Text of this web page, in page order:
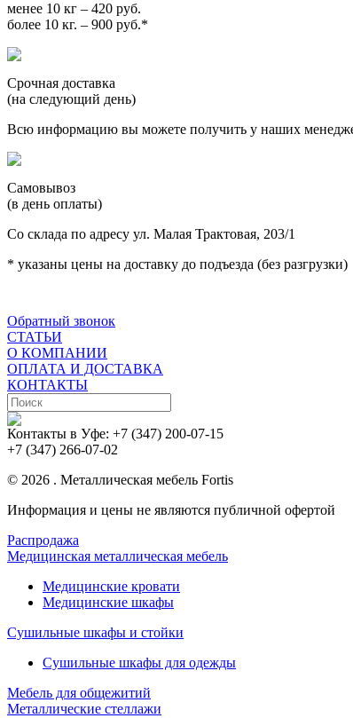
менее 10 кг – 420 руб.
более 10 кг. – 900 руб.*
Срочная доставка
(на следующий день)
Всю информацию вы можете получить у наших
Самовывоз
(в день оплаты)
Со склада по адресу ул. Малая Трактовая, 203/1
* указаны цены на доставку до подъезда (без разгрузки)
Обратный звонок
СТАТЬИ
О КОМПАНИИ
ОПЛАТА И ДОСТАВКА
КОНТАКТЫ
Контакты в Уфе: +7 (347) 200-07-15
+7 (347) 266-07-02
© 2026 . Металлическая мебель Fortis
Информация и цены не являются публичной офертой
Распродажа
Медицинская металлическая мебель
Медицинские кровати
Медицинские шкафы
Сушильные шкафы и стойки
Сушильные шкафы для одежды
Мебель для общежитий
Металлические стеллажи